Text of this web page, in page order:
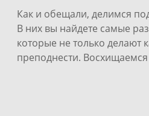
Как и обещали, делимся
В них вы найдете самые
которые не только делают
преподнести.